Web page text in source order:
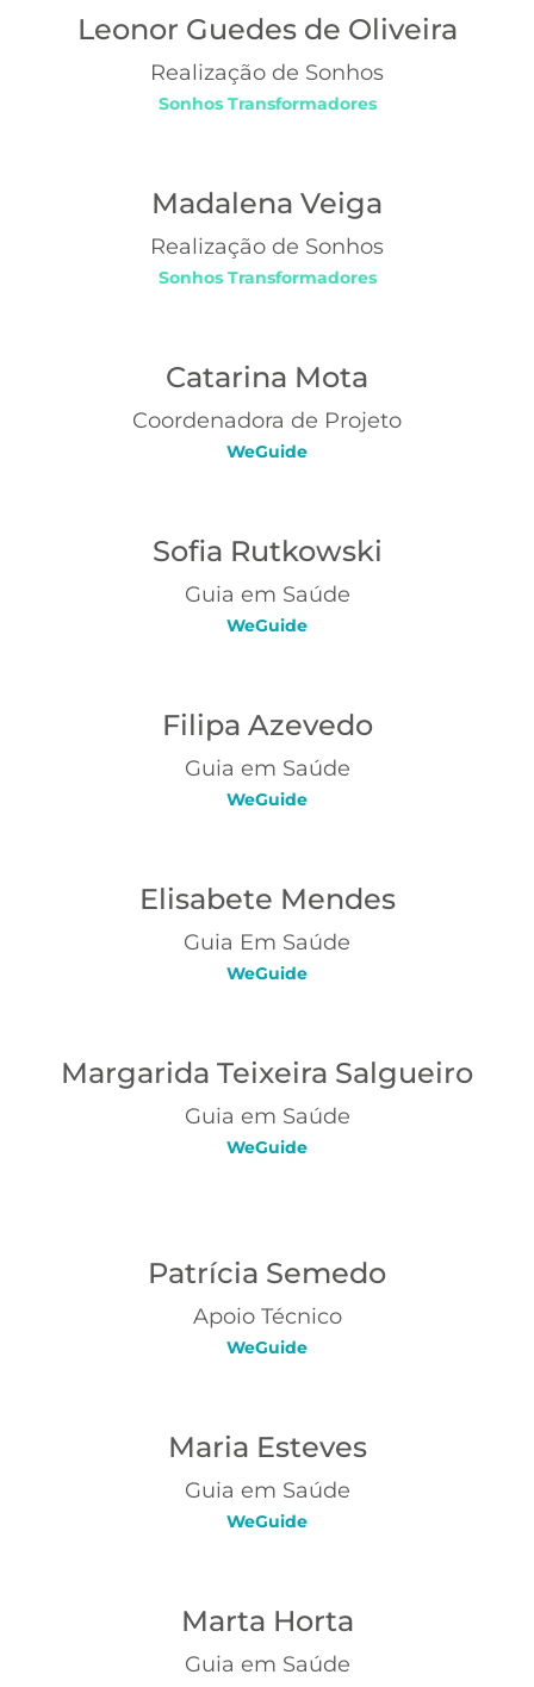
Leonor Guedes de Oliveira
Realização de Sonhos
Sonhos Transformadores
Madalena Veiga
Realização de Sonhos
Sonhos Transformadores﻿
Catarina Mota
Coordenadora de Projeto
WeGuide
Sofia Rutkowski
Guia em Saúde
WeGuide
Filipa Azevedo
Guia em Saúde
WeGuide
Elisabete Mendes
Guia Em Saúde
WeGuide
Margarida Teixeira Salgueiro
Guia em Saúde
WeGuide
Patrícia Semedo
Apoio Técnico
WeGuide
Maria Esteves
Guia em Saúde
WeGuide
Marta Horta
Guia em Saúde